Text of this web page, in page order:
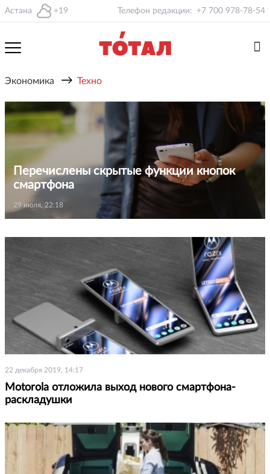
Астана +19 Телефон редакции: +7 700 978-78-54
Экономика → Техно
Перечислены скрытые функции кнопок
смартфона
29 июля, 22:18
22 декабря 2019, 14:17
Motorola отложила выход нового смартфона-
раскладушки